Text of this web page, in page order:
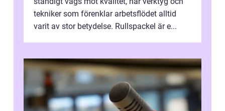
tekniker som förenklar arbetsflödet alltid
varit av stor betydelse. Rullspackel är e...